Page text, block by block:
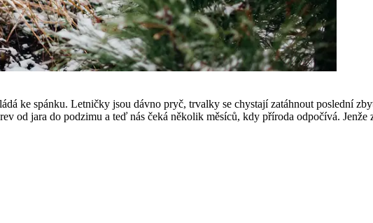
ke spánku. Letničky jsou dávno pryč, trvalky se chystají zatáhnout poslední
od jara do podzimu a teď nás čeká několik měsíců, kdy příroda odpočívá. Jenže